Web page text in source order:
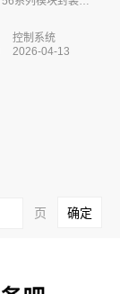
控制系统
2026-04-13
页